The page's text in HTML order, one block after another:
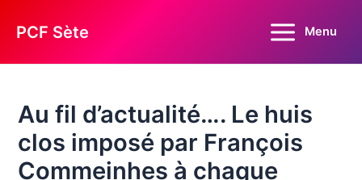
PCF Sète
Main
Menu
Au fil d’actualité…. Le huis
clos imposé par François
Commeinhes à chaque